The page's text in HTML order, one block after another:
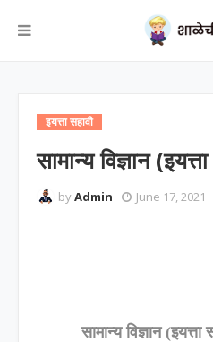
इयत्ता सहावी
सामान्य विज्ञान
byAdmin June 17, 2021
सामान्य विज्ञान